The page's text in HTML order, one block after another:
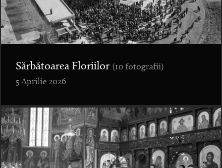
Sărbătoarea Floriilor (10 fotografii)
5 Aprilie 2026